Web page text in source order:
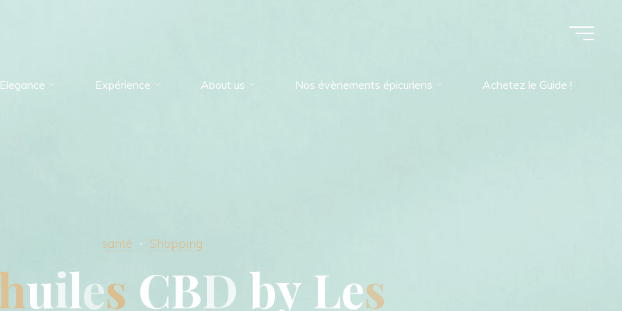
Elegance Expérience About us Nos évènements épicuriens Achetez le Guide !
santé Shopping
uiles CBD by Les